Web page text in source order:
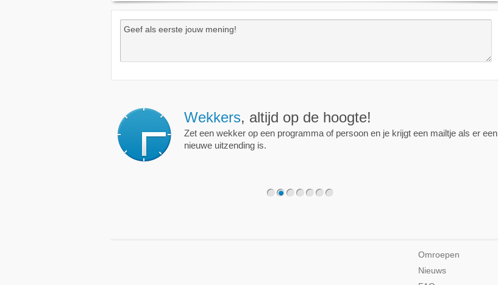
Wekkers, altijd op de hoogte!
Zet een wekker op een programma of persoon en je krijgt een mailtje als er een
nieuwe uitzending is.
Omroepen
Nieuws